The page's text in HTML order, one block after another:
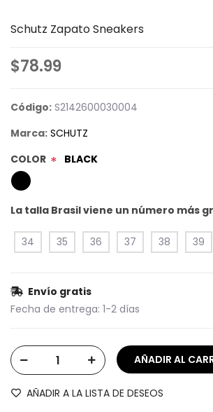
Schutz Zapato Sneakers
$78.99
Código: S2142600030004
Marca: SCHUTZ
COLOR * BLACK
La talla Brasil viene un número más
34 35 36 37 38 39
Envío gratis
Fecha de entrega: 1-2 días
AÑADIR A LA LISTA DE DESEOS